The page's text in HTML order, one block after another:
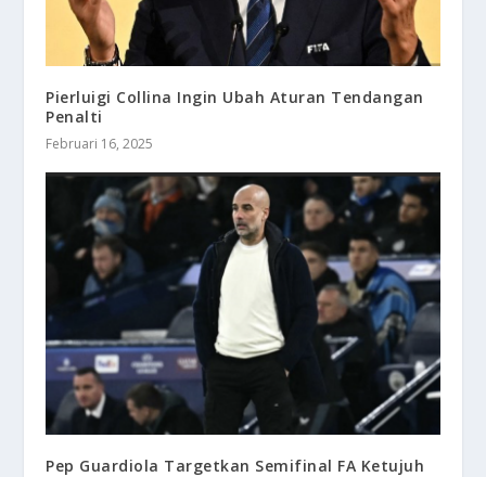
Pierluigi Collina Ingin Ubah Aturan Tendangan
Penalti
Februari 16, 2025
Pep Guardiola Targetkan Semifinal FA Ketujuh